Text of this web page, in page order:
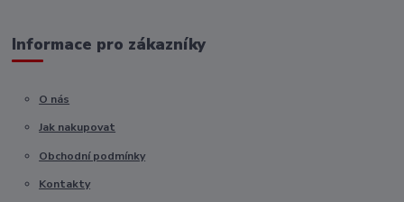
Informace pro zákazníky
O nás
Jak nakupovat
Obchodní podmínky
Kontakty